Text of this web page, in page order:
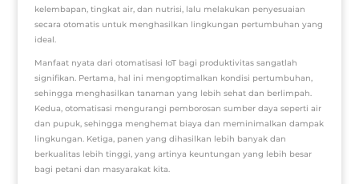
kelembapan, tingkat air, dan nutrisi, lalu melakukan penyesuaian
secara otomatis untuk menghasilkan lingkungan pertumbuhan yang
ideal.
Manfaat nyata dari otomatisasi IoT bagi produktivitas sangatlah
signifikan. Pertama, hal ini mengoptimalkan kondisi pertumbuhan,
sehingga menghasilkan tanaman yang lebih sehat dan berlimpah.
Kedua, otomatisasi mengurangi pemborosan sumber daya seperti air
dan pupuk, sehingga menghemat biaya dan meminimalkan dampak
lingkungan. Ketiga, panen yang dihasilkan lebih banyak dan
berkualitas lebih tinggi, yang artinya keuntungan yang lebih besar
bagi petani dan masyarakat kita.